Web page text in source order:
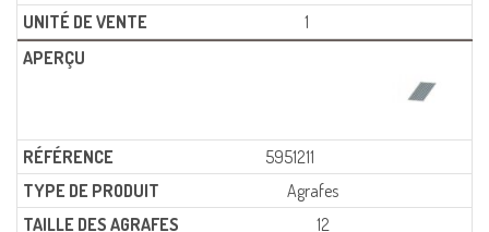
1
5951211
Agrafes
12